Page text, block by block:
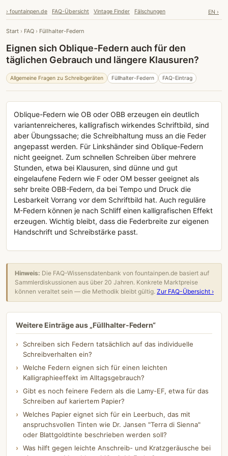
› fountainpen.de FAQ-Übersicht Vintage Finder Fälschungen EN ›
Start › FAQ › Füllhalter-Federn
Eignen sich Oblique-Federn auch für den
täglichen Gebrauch und längere Klausuren?
Allgemeine Fragen zu Schreibgeräten Füllhalter-Federn FAQ-Eintrag
Oblique-Federn wie OB oder OBB erzeugen ein deutlich
variantenreicheres, kalligrafisch wirkendes Schriftbild, sind
aber Übungssache; die Schreibhaltung muss an die Feder
angepasst werden. Für Linkshänder sind Oblique-Federn
nicht geeignet. Zum schnellen Schreiben über mehrere
Stunden, etwa bei Klausuren, sind dünne und gut
eingelaufene Federn wie F oder OM besser geeignet als
sehr breite OBB-Federn, da bei Tempo und Druck die
Lesbarkeit Vorrang vor dem Schriftbild hat. Auch reguläre
M-Federn können je nach Schliff einen kalligrafischen Effekt
erzeugen. Wichtig bleibt, dass die Federbreite zur eigenen
Handschrift und Schreibstärke passt.
Hinweis: Die FAQ-Wissensdatenbank von fountainpen.de basiert auf
Sammlerdiskussionen aus über 20 Jahren. Konkrete Marktpreise
können veraltet sein — die Methodik bleibt gültig. Zur FAQ-Übersicht ›
Weitere Einträge aus „Füllhalter-Federn“
Schreiben sich Federn tatsächlich auf das individuelle
Schreibverhalten ein?
Welche Federn eignen sich für einen leichten
Kalligraphieeffekt im Alltagsgebrauch?
Gibt es noch feinere Federn als die Lamy-EF, etwa für das
Schreiben auf kariertem Papier?
Welches Papier eignet sich für ein Leerbuch, das mit
anspruchsvollen Tinten wie Dr. Jansen "Terra di Sienna"
oder Blattgoldtinte beschrieben werden soll?
Was hilft gegen leichte Anschreib- und Kratzgeräusche bei